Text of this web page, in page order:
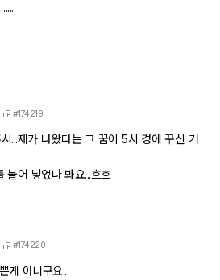
#174219
시...제가 나왔다는 그 꿈이 5시 경에 꾸신 거
불어 넣었나 봐요...흐흐
#174220
게 아니구요...